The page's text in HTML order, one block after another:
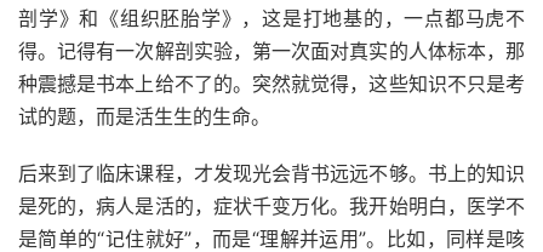
剖学》和《组织胚胎学》，这是打地基的，一点都马虎不
得。记得有一次解剖实验，第一次面对真实的人体标本，那
种震撼是书本上给不了的。突然就觉得，这些知识不只是考
试的题，而是活生生的生命。
后来到了临床课程，才发现光会背书远远不够。书上的知识
是死的，病人是活的，症状千变万化。我开始明白，医学不
是简单的“记住就好”，而是“理解并运用”。比如，同样是咳